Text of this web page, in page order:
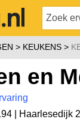
KEUKENS
en
|
Haarlesedijk